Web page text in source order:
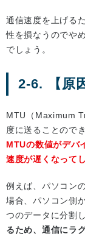
通信速度を上げる
性を損なうのでや
でしょう。
2-6. 【原
MTU（Maximum
度に送ることので
MTUの数値がデバ
速度が遅くなって
例えば、パソコン
場合、パソコン側
つのデータに分割
るため、通信にラ